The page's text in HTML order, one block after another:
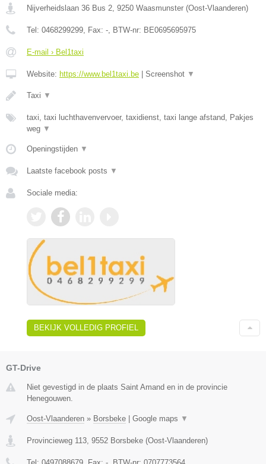
Nijverheidslaan 36 Bus 2, 9250 Waasmunster (Oost-Vlaanderen)
Tel: 0468299299, Fax: -, BTW-nr: BE0695695975
E-mail › Bel1taxi
Website: https://www.bel1taxi.be Screenshot ▼
Taxi ▼
taxi, taxi luchthavenvervoer, taxidienst, taxi lange afstand, Pakjes
weg ▼
Openingstijden ▼
Laatste facebook posts ▼
Sociale media:
BEKIJK VOLLEDIG PROFIEL
GT-Drive
Niet gevestigd in de plaats Saint Amand en in de provincie
Henegouwen.
Oost-Vlaanderen » Borsbeke Google maps ▼
Provincieweg 113, 9552 Borsbeke (Oost-Vlaanderen)